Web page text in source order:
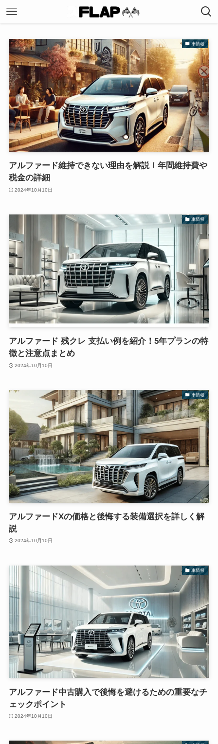
車情報
アルファード維持できない理由を解説！年間維持費や
税金の詳細
2024年10月10日
車情報
アルファード 残クレ 支払い例を紹介！5年プランの特
徴と注意点まとめ
2024年10月10日
車情報
アルファードXの価格と後悔する装備選択を詳しく解
説
2024年10月10日
車情報
アルファード中古購入で後悔を避けるための重要なチ
ェックポイント
2024年10月10日